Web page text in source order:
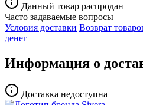
Данный товар распродан
Часто задаваемые вопросы
Условия доставки Возврат
денег
Информация о
Доставка недоступна